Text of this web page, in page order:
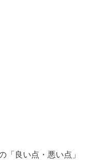
「良い点・悪い点」